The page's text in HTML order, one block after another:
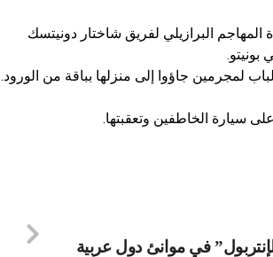
المهاجم البرازيلي لفريق شاختار دونيتسك
بونيتو.
لمجرمين جاؤوا إلى منزلها بباقة من الورود.
سيارة الخاطفين وتعقبتها.
في موانئ دول عربية